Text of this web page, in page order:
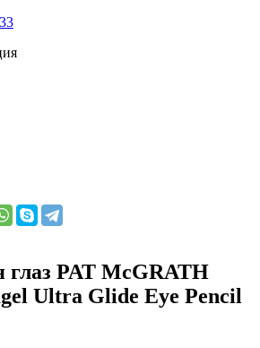
PAT McGRATH
Ultra Glide Eye Pencil